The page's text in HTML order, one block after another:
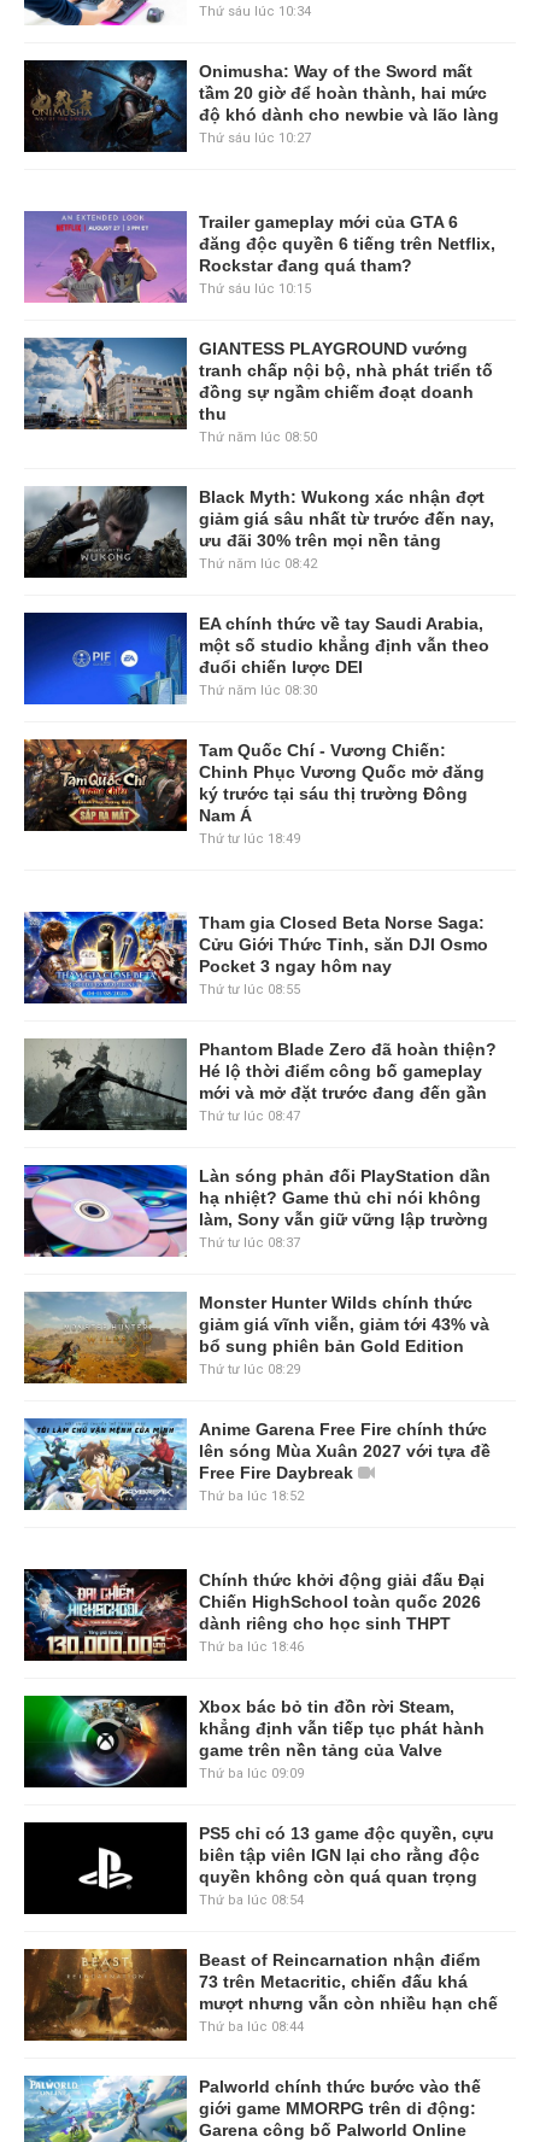
Thứ sáu lúc 10:34
Onimusha: Way of the Sword mất
tầm 20 giờ để hoàn thành, hai mức
độ khó dành cho newbie và lão làng
Thứ sáu lúc 10:27
Trailer gameplay mới của GTA 6
đăng độc quyền 6 tiếng trên Netflix,
Rockstar đang quá tham?
Thứ sáu lúc 10:15
GIANTESS PLAYGROUND vướng
tranh chấp nội bộ, nhà phát triển tố
đồng sự ngầm chiếm đoạt doanh
thu
Thứ năm lúc 08:50
Black Myth: Wukong xác nhận đợt
giảm giá sâu nhất từ trước đến nay,
ưu đãi 30% trên mọi nền tảng
Thứ năm lúc 08:42
EA chính thức về tay Saudi Arabia,
một số studio khẳng định vẫn theo
đuổi chiến lược DEI
Thứ năm lúc 08:30
Tam Quốc Chí - Vương Chiến:
Chinh Phục Vương Quốc mở đăng
ký trước tại sáu thị trường Đông
Nam Á
Thứ tư lúc 18:49
Tham gia Closed Beta Norse Saga:
Cửu Giới Thức Tỉnh, săn DJI Osmo
Pocket 3 ngay hôm nay
Thứ tư lúc 08:55
Phantom Blade Zero đã hoàn thiện?
Hé lộ thời điểm công bố gameplay
mới và mở đặt trước đang đến gần
Thứ tư lúc 08:47
Làn sóng phản đối PlayStation dần
hạ nhiệt? Game thủ chỉ nói không
làm, Sony vẫn giữ vững lập trường
Thứ tư lúc 08:37
Monster Hunter Wilds chính thức
giảm giá vĩnh viễn, giảm tới 43% và
bổ sung phiên bản Gold Edition
Thứ tư lúc 08:29
Anime Garena Free Fire chính thức
lên sóng Mùa Xuân 2027 với tựa đề
Free Fire Daybreak
Thứ ba lúc 18:52
Chính thức khởi động giải đấu Đại
Chiến HighSchool toàn quốc 2026
dành riêng cho học sinh THPT
Thứ ba lúc 18:46
Xbox bác bỏ tin đồn rời Steam,
khẳng định vẫn tiếp tục phát hành
game trên nền tảng của Valve
Thứ ba lúc 09:09
PS5 chỉ có 13 game độc quyền, cựu
biên tập viên IGN lại cho rằng độc
quyền không còn quá quan trọng
Thứ ba lúc 08:54
Beast of Reincarnation nhận điểm
73 trên Metacritic, chiến đấu khá
mượt nhưng vẫn còn nhiều hạn chế
Thứ ba lúc 08:44
Palworld chính thức bước vào thế
giới game MMORPG trên di động:
Garena công bố Palworld Online